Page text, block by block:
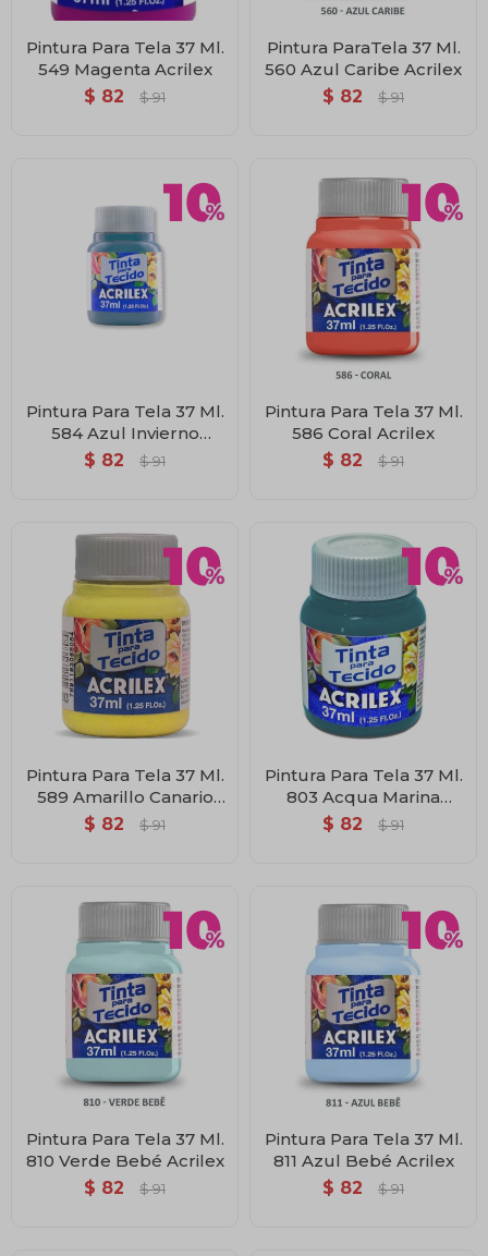
Pintura Para Tela 37 Ml.
549 Magenta Acrilex
$ 82 $ 91
Pintura ParaTela 37 Ml.
560 Azul Caribe Acrilex
$ 82 $ 91
Pintura Para Tela 37 Ml.
584 Azul Invierno
Acrilex
$ 82 $ 91
Pintura Para Tela 37 Ml.
586 Coral Acrilex
$ 82 $ 91
Pintura Para Tela 37 Ml.
589 Amarillo Canario
Acrilex
$ 82 $ 91
Pintura Para Tela 37 Ml.
803 Acqua Marina
Acrilex
$ 82 $ 91
Pintura Para Tela 37 Ml.
810 Verde Bebé Acrilex
$ 82 $ 91
Pintura Para Tela 37 Ml.
811 Azul Bebé Acrilex
$ 82 $ 91